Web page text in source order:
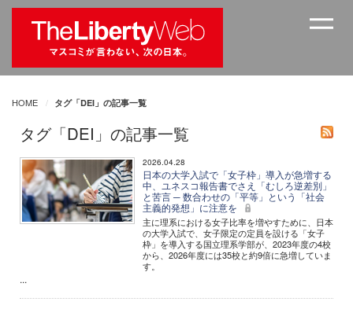
HOME タグ「DEI」の記事一覧
タグ「DEI」の記事一覧
2026.04.28
日本の大学入試で「女子枠」導入が急増する
中、ユネスコ報告書でさえ「むしろ逆差別」
と苦言 ─ 数合わせの「平等」という「社会
主義的発想」に注意を
主に理系における女子比率を増やすために、日本
の大学入試で、女子限定の定員を設ける「女子
枠」を導入する国立理系学部が、2023年度の4校
から、2026年度には35校と約9倍に急増していま
す。
...